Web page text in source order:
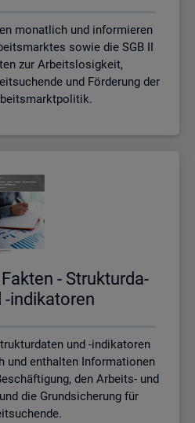
monatlich und informieren
sowie die SGB II
zur Arbeitslosigkeit,
und Förderung der
- Struk­tur­da­
-in­di­ka­to­ren
und -indikatoren
und enthalten Informationen
den Arbeits- und
die Grundsicherung für